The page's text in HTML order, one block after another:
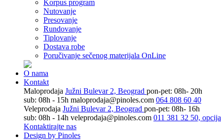
Korpus program
Nutovanje
Presovanje
Rundovanje
Tiplovanje
Dostava robe
Poručivanje sečenog materijala OnLine
O nama
Kontakt
Maloprodaja Južni Bulevar 2, Beograd pon-pet: 08h- 20h
sub: 08h - 15h maloprodaja@pinoles.com 064 808 60 40
Veleprodaja Južni Bulevar 2, Beograd pon-pet: 08h- 16h
sub: 08h - 14h veleprodaja@pinoles.com 011 381 32 50,
Kontaktirajte nas
Design by Pinoles